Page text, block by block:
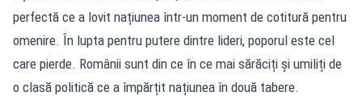
perfectă ce a lovit națiunea într-un moment de cotitură pentru
omenire. În lupta pentru putere dintre lideri, poporul este cel
care pierde. Românii sunt din ce în ce mai sărăciți și umiliți de
o clasă politică ce a împărțit națiunea în două tabere.